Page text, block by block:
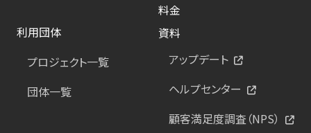
料金
利用団体
プロジェクト一覧
団体一覧
資料
アップデート
ヘルプセンター
顧客満足度調査（NPS）